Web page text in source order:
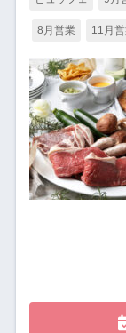
8月営業 11月